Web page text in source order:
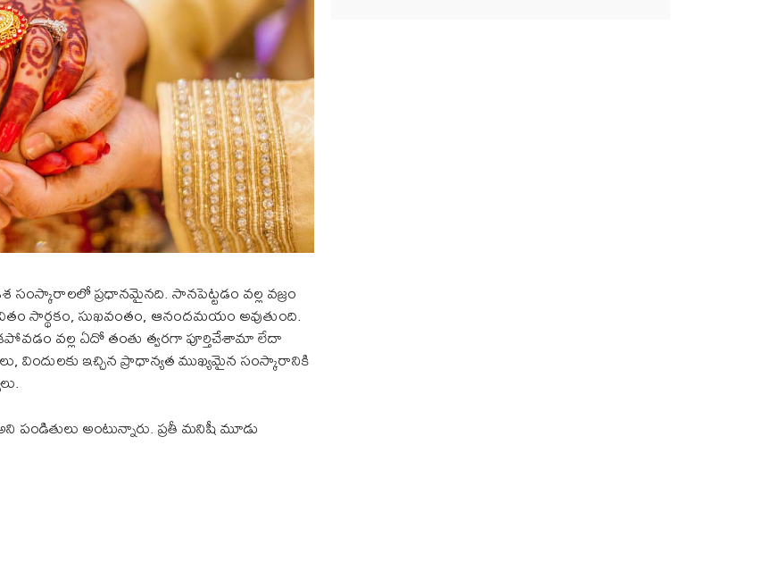
ప్రధానమైనది. సానపెట్టడం వల్ల వజ్రం
సార్థకం, సుఖవంతం, ఆనందమయం అవుతుంది.
వల్ల ఏదో తంతు త్వరగా పూర్తిచేశామా లేదా
విందులకు ఇచ్చిన ప్రాధాన్యత ముఖ్యమైన సంస్కారానికి
పండితులు అంటున్నారు. ప్రతీ మనిషీ మూడు